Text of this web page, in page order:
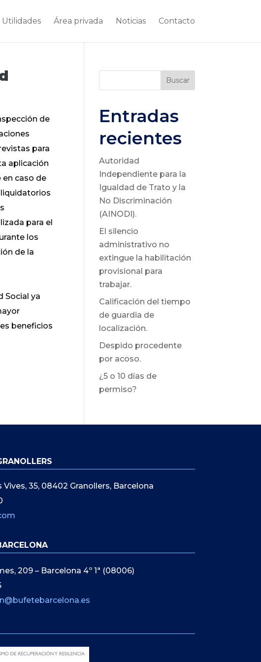
Utilidades Área privada Noticias Contacto
de
para
aplicación
en caso de
para el
los
de la
Social ya
beneficios
Buscar
Entradas
recientes
Autoridad
Independiente para la
Igualdad de Trato y la
No Discriminación
(AINODI).
El silencio
administrativo no
extingue la habilitación
provisional para
trabajar.
Calificación del tiempo
de guardia de
localización.
Despido procedente
por acoso.
¿5 o 10 días de
permiso?
Vives, 35, 08402 Granollers, Barcelona
209 – Barcelona 4º 1ª (08006)